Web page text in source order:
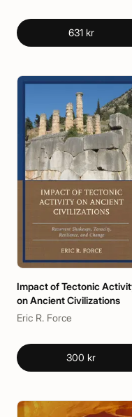
631 kr
Impact of Tectonic
on Ancient Civilizations
Eric R. Force
300 kr